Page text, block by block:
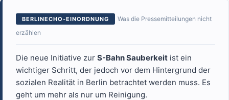
BERLINECHO-EINORDNUNG
Was die Pressemitteilungen nicht
erzählen
Die neue Initiative zur S-Bahn Sauberkeit ist ein
wichtiger Schritt, der jedoch vor dem Hintergrund der
sozialen Realität in Berlin betrachtet werden muss. Es
geht um mehr als nur um Reinigung.